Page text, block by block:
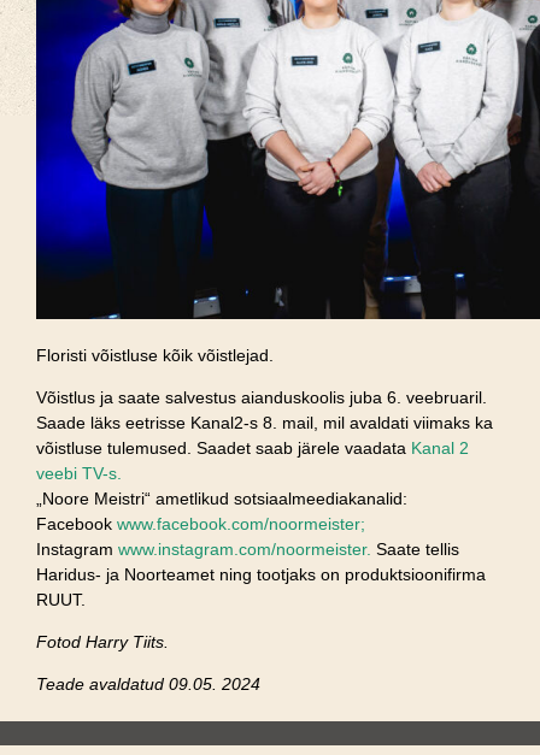
Floristi võistluse kõik võistlejad.
Võistlus ja saate salvestus aianduskoolis juba 6. veebruaril.
Saade läks eetrisse Kanal2-s 8. mail, mil avaldati viimaks ka
võistluse tulemused. Saadet saab järele vaadata Kanal 2
veebi TV-s.
„Noore Meistri“ ametlikud sotsiaalmeediakanalid:
Facebook www.facebook.com/noormeister;
Instagram www.instagram.com/noormeister. Saate tellis
Haridus- ja Noorteamet ning tootjaks on produktsioonifirma
RUUT.
Fotod Harry Tiits.
Teade avaldatud 09.05. 2024